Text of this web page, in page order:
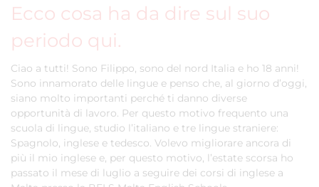
Ecco cosa ha da dire sul suo
periodo qui.
Ciao a tutti! Sono Filippo, sono del nord Italia e ho 18 anni!
Sono innamorato delle lingue e penso che, al giorno d’oggi,
siano molto importanti perché ti danno diverse
opportunità di lavoro. Per questo motivo frequento una
scuola di lingue, studio l’italiano e tre lingue straniere:
Spagnolo, inglese e tedesco. Volevo migliorare ancora di
più il mio inglese e, per questo motivo, l’estate scorsa ho
passato il mese di luglio a seguire dei corsi di inglese a